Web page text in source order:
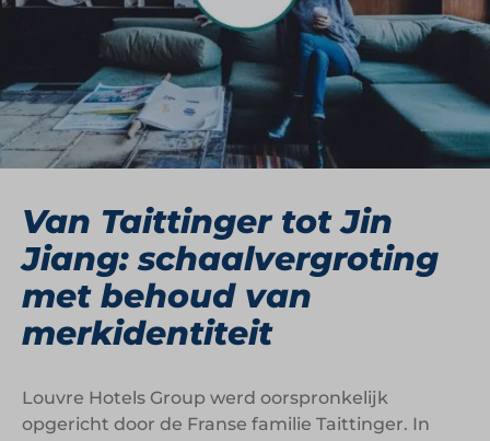
premium – waaronder bekende namen als
Campanile, Kyriad, Première Classe en Golden
Tulip. Deze merken bedienen uiteenlopende
doelgroepen, maar zijn allemaal gebouwd op
dezelfde fundamenten: gastvrijheid,
bereikbaarheid en betrouwbaarheid.
Van Taittinger tot Jin
Jiang: schaalvergroting
met behoud van
merkidentiteit
Louvre Hotels Group werd oorspronkelijk
opgericht door de Franse familie Taittinger. In